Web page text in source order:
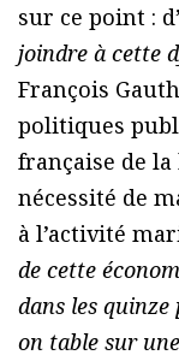
sur ce point :
joindre à cette
François
politiques
française de
nécessité de
à l’activité
de cette
dans les quinze
on table sur